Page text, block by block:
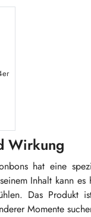
Wirkung
hat eine
Inhalt kann
Das Produkt
Momente